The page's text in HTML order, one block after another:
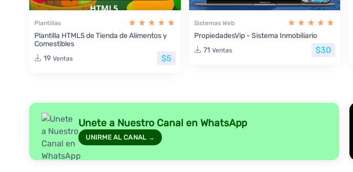
Plantillas
Plantilla HTML5 de Tienda de Alimentos y
Comestibles
19 Ventas $5
Sistemas Web
PropiedadesVip - Sistema Inmobiliario
71 Ventas $30
Unete a Nuestro Canal en WhatsApp
UNIRME AL CANAL →